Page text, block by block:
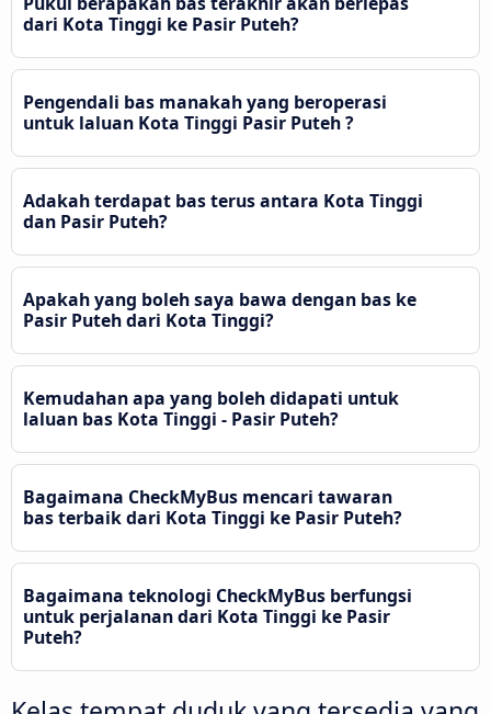
dari Kota Tinggi ke Pasir Puteh?
Pengendali bas manakah yang beroperasi
untuk laluan Kota Tinggi Pasir Puteh ?
Adakah terdapat bas terus antara Kota Tinggi
dan Pasir Puteh?
Apakah yang boleh saya bawa dengan bas ke
Pasir Puteh dari Kota Tinggi?
Kemudahan apa yang boleh didapati untuk
laluan bas Kota Tinggi - Pasir Puteh?
Bagaimana CheckMyBus mencari tawaran
bas terbaik dari Kota Tinggi ke Pasir Puteh?
Bagaimana teknologi CheckMyBus berfungsi
untuk perjalanan dari Kota Tinggi ke Pasir
Puteh?